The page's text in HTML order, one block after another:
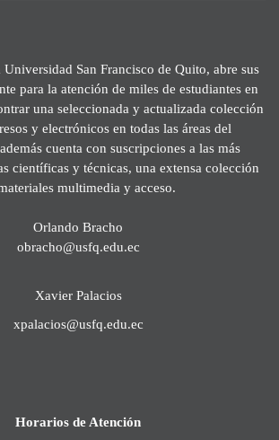
San Francisco de Quito, abre sus
para la atención de miles de estudiantes en
una seleccionada y actualizada colección
y electrónicos en todas las áreas del
cuenta con suscripciones a las más
científicas y técnicas, una extensa colección
multimedia y acceso.
Orlando Bracho
obracho@usfq.edu.ec
Xavier Palacios
xpalacios@usfq.edu.ec
Horarios de Atención